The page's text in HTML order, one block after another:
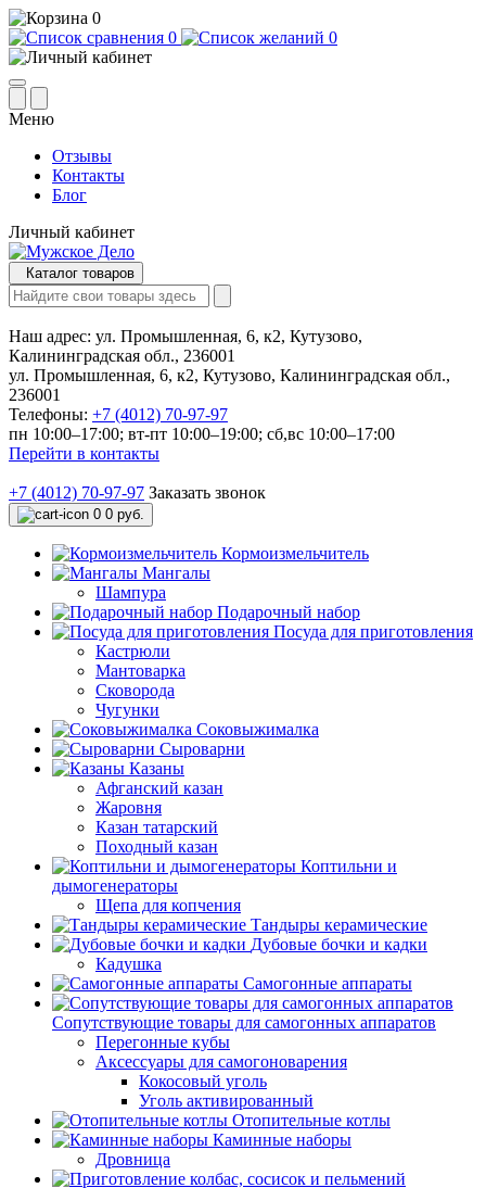
0
0
0
Меню
Отзывы
Контакты
Блог
Личный кабинет
Каталог товаров
Наш адрес: ул. Промышленная, 6, к2, Кутузово,
Калининградская обл., 236001
ул. Промышленная, 6, к2, Кутузово, Калининградская обл.,
236001
Телефоны: +7 (4012) 70-97-97
пн 10:00–17:00; вт-пт 10:00–19:00; сб,вс 10:00–17:00
Перейти в контакты
+7 (4012) 70-97-97 Заказать звонок
0 0 руб.
Кормоизмельчитель
Мангалы
Шампура
Подарочный набор
Посуда для приготовления
Кастрюли
Мантоварка
Сковорода
Чугунки
Соковыжималка
Сыроварни
Казаны
Афганский казан
Жаровня
Казан татарский
Походный казан
Коптильни и
дымогенераторы
Щепа для копчения
Тандыры керамические
Дубовые бочки и кадки
Кадушка
Самогонные аппараты
Сопутствующие товары для самогонных аппаратов
Перегонные кубы
Аксессуары для самогоноварения
Кокосовый уголь
Уголь активированный
Отопительные котлы
Каминные наборы
Дровница